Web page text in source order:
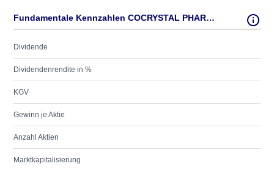
Fundamentale Kennzahlen COCRYSTAL PHARMA NEW O.N.
Dividende
Dividendenrendite in %
KGV
Gewinn je Aktie
Anzahl Aktien
Marktkapitalisierung